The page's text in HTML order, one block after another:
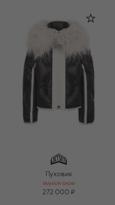
Пуховик
FASHION SHOW
272 000 ₽